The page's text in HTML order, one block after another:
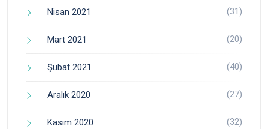
Nisan 2021 (31)
Mart 2021 (20)
Şubat 2021 (40)
Aralık 2020 (27)
Kasım 2020 (32)